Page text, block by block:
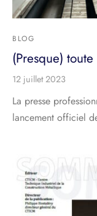
BLOG
(Presque)
12 juillet 2023
La presse
lancement officiel